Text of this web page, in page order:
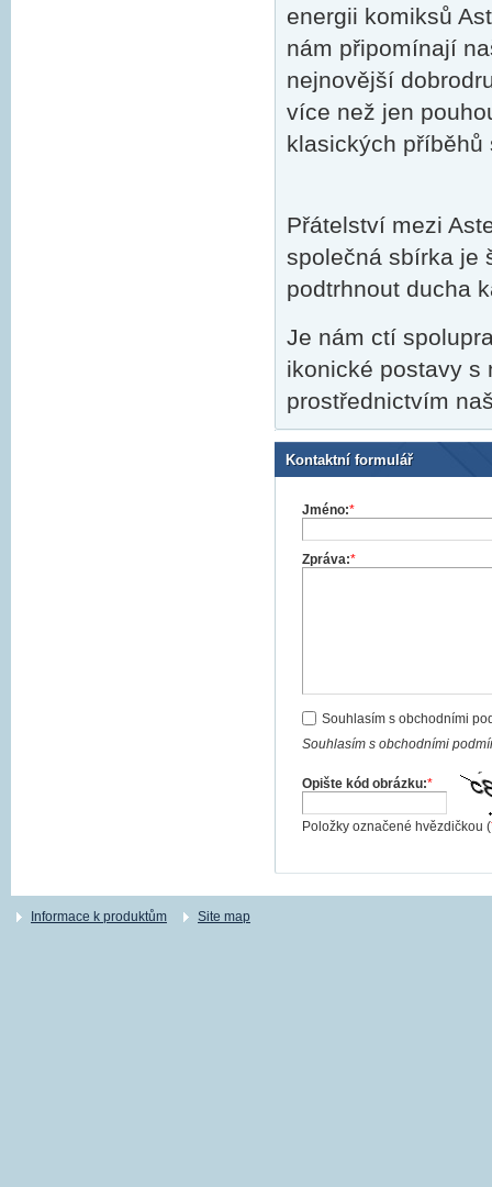
energii komiksů
nám připomínají
nejnovější
více než jen
klasických příběhů
Přátelství mezi
společná sbírka je
podtrhnout ducha
Je nám ctí
ikonické postavy s
prostřednictvím
Kontaktní formulář
Jméno:*
Zpráva:*
Souhlasím s obchodními
Souhlasím s obchodními
Opište kód obrázku:*
Položky označené hvězdičkou (
Informace k produktům Site map